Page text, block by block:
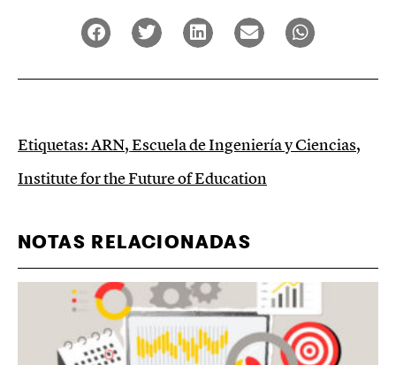
Etiquetas:ARN,Escuela de Ingeniería y Ciencias,
Institute for the Future of Education
NOTAS RELACIONADAS